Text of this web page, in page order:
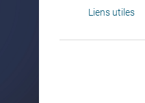
Liens utiles